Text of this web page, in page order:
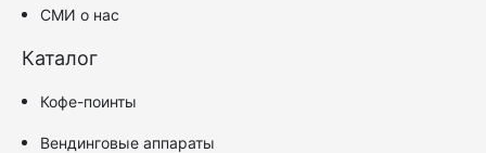
СМИ о нас
Каталог
Кофе-поинты
Вендинговые аппараты